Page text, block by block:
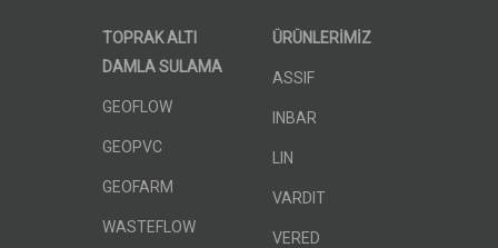
TOPRAK ALTI
DAMLA SULAMA
GEOFLOW
GEOPVC
GEOFARM
WASTEFLOW
ÜRÜNLERİMİZ
ASSIF
INBAR
LIN
VARDIT
VERED